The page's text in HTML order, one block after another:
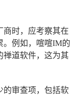
商时，应考察其在
。例如，喧喧IM的
禅道软件，这为其
的审查项，包括软